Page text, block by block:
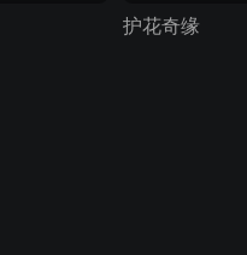
护花奇缘